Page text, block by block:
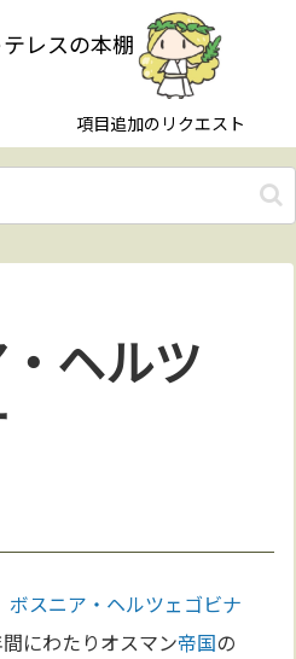
レスの本棚
項目追加のリクエスト
ヘルツ
ボスニア・ヘルツェゴビナ
にわたりオスマン帝国の